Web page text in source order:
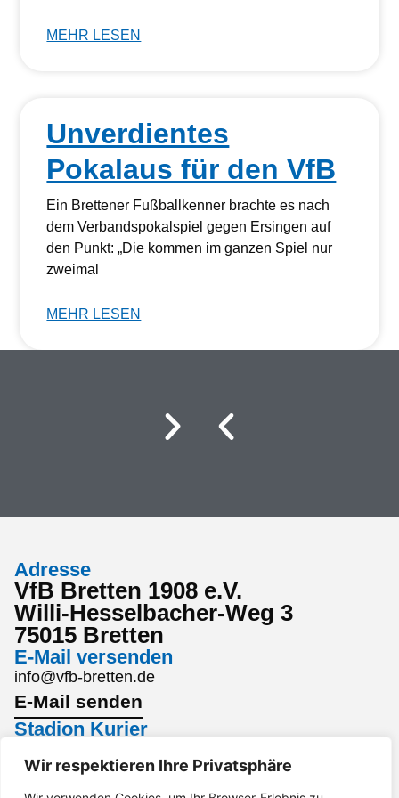
Wir respektieren Ihre Privatsphäre
MEHR LESEN
Unverdientes
Pokalaus für den VfB
Ein Brettener Fußballkenner brachte es nach
dem Verbandspokalspiel gegen Ersingen auf
den Punkt: „Die kommen im ganzen Spiel nur
zweimal
MEHR LESEN
Adresse
VfB Bretten 1908 e.V.
Willi-Hesselbacher-Weg 3
75015 Bretten
E-Mail versenden
info@vfb-bretten.de
E-Mail senden
Stadion Kurier
Stadion Kurier